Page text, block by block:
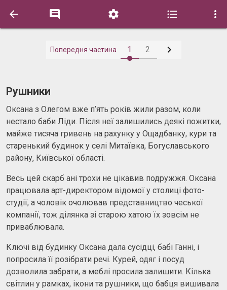
    
Попередня частина 1 2 
Рушники
Оксана з Олегом вже п’ять років жили разом, коли
нестало баби Ліди. Після неї залишились деякі пожитки,
майже тисяча гривень на рахунку у Ощадбанку, кури та
старенький будинок у селі Митаївка, Богуславського
району, Київської області.
Весь цей скарб ані трохи не цікавив подружжя. Оксана
працювала арт-директором відомої у столиці фото-
студії, а чоловік очолював представництво чеської
компанії, тож ділянка зі старою хатою їх зовсім не
приваблювала.
Ключі від будинку Оксана дала сусідці, бабі Ганні, і
попросила її розібрати речі. Курей, одяг і посуд
дозволила забрати, а меблі просила залишити. Кілька
світлин у рамках, ікони та рушники, що бабця вишивала